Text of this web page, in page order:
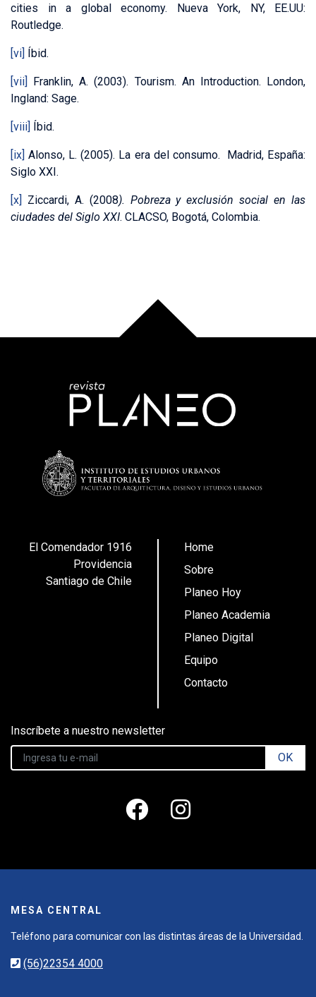
cities in a global economy. Nueva York, NY, EE.UU:
Routledge.
[vi] Íbid.
[vii] Franklin, A. (2003). Tourism. An Introduction. London,
Ingland: Sage.
[viii] Íbid.
[ix] Alonso, L. (2005). La era del consumo. Madrid, España:
Siglo XXI.
[x] Ziccardi, A. (2008). Pobreza y exclusión social en las
ciudades del Siglo XXI. CLACSO, Bogotá, Colombia.
El Comendador 1916
Providencia
Santiago de Chile
Home
Sobre
Planeo Hoy
Planeo Academia
Planeo Digital
Equipo
Contacto
Inscríbete a nuestro newsletter
OK
MESA CENTRAL
Teléfono para comunicar con las distintas áreas de la Universidad.
(56)22354 4000